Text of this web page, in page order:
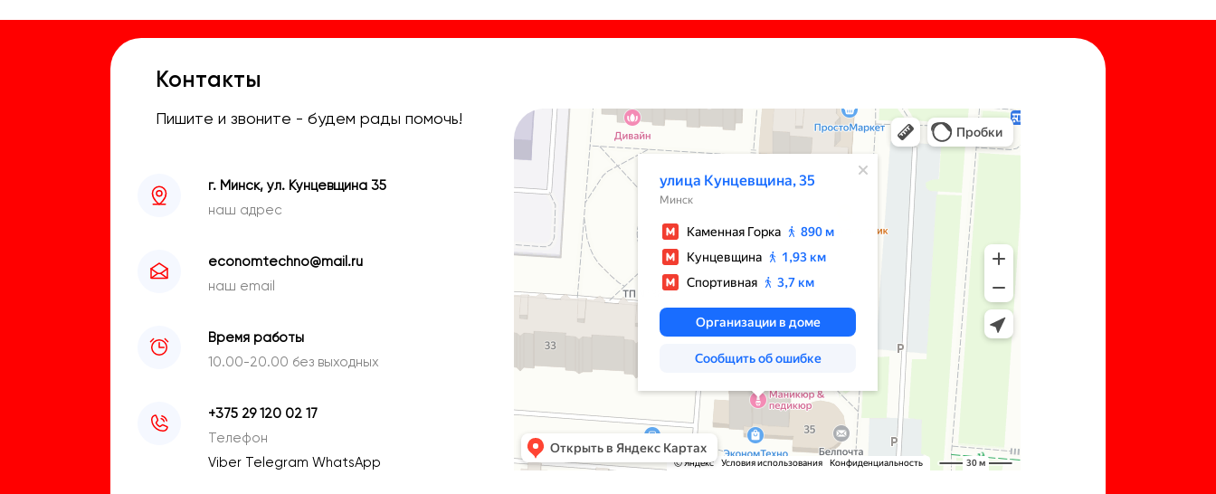
Контакты
Пишите и звоните - будем рады помочь!
г. Минск, ул. Кунцевщина 35
наш адрес
economtechno@mail.ru
наш email
Время работы
10.00-20.00 без выходных
+375 29 120 02 17
Телефон
Viber Telegram WhatsApp
Минск
Улица Кунцевщина, 35 — Яндекс Карты